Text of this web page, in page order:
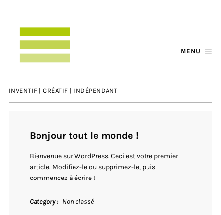
INVENTIF | CRÉATIF | INDÉPENDANT
MENU
Bonjour tout le monde !
Bienvenue sur WordPress. Ceci est votre premier
article. Modifiez-le ou supprimez-le, puis
commencez à écrire !
Category Non classé